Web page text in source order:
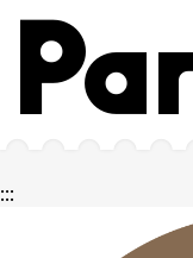
跳到主要内容区块
网站导览
:::